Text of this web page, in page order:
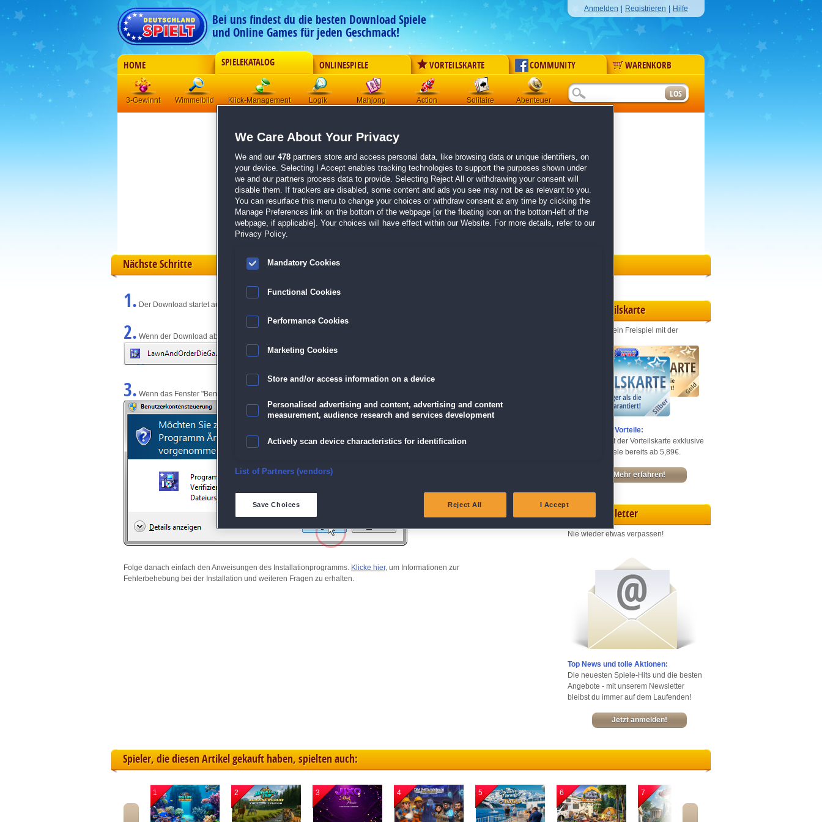
Bei uns findest du die besten Download Spiele
und Online Games für jeden Geschmack!
Anmelden Registrieren Hilfe
HOME SPIELEKATALOG ONLINESPIELE VORTEILSKARTE COMMUNITY WARENKORB
3-Gewinnt Wimmelbild Klick-Management Logik Mahjong Action Solitaire Abenteuer
Der Download wird automatisch gestartet für:
Die Suche nach den Runensteinen 3
Größe 327.3 MB
Einen Moment bitte, dein Spiel wird in5 Sekundenbereitgestellt...
Falls der Download nicht automatisch startet,klicke bitte hier.
Zurück zur Gamepage
Nächste Schritte
1. Der Download startet automatisch und wird am unteren Rand des Browserfensters angezeigt.
2. Wenn der Download abgeschlossen ist, klicke einfach auf die Datei.
3. Wenn das Fenster "Benutzerkontensteuerung" angezeigt wird, klicke auf "Ja" (Bei Windows Vista "Fortsetzen").
Folge danach einfach den Anweisungen des Installationprogramms. Klicke hier, um Informationen zur
Fehlerbehebung bei der Installation und weiteren Fragen zu erhalten.
Vorteilskarte
Jeden Monat ein Freispiel mit der
Entdecke die Vorteile:
Sichere dir mit der Vorteilskarte exklusive
Rabatte – Spiele bereits ab 5,89€.
Mehr erfahren!
Newsletter
Nie wieder etwas verpassen!
Top News und tolle Aktionen:
Die neuesten Spiele-Hits und die besten
Angebote - mit unserem Newsletter
bleibst du immer auf dem Laufenden!
Jetzt anmelden!
Spieler, die diesen Artikel gekauft haben, spielten auch:
1 2 3 4 5 6 7
We Care About Your Privacy
We and our 478 partners store and access personal data, like browsing data or unique identifiers, on
your device. Selecting I Accept enables tracking technologies to support the purposes shown under
we and our partners process data to provide. Selecting Reject All or withdrawing your consent will
disable them. If trackers are disabled, some content and ads you see may not be as relevant to you.
You can resurface this menu to change your choices or withdraw consent at any time by clicking the
Manage Preferences link on the bottom of the webpage [or the floating icon on the bottom-left of the
webpage, if applicable]. Your choices will have effect within our Website. For more details, refer to our
Privacy Policy.
Mandatory Cookies
Functional Cookies
Performance Cookies
Marketing Cookies
Store and/or access information on a device
Personalised advertising and content, advertising and content
measurement, audience research and services development
Actively scan device characteristics for identification
Ensure security, prevent and detect fraud, and fix errors
Match and combine data from other data sources
List of Partners (vendors)
Save Choices Reject All I Accept